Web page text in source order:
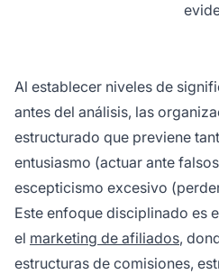
Al establecer niveles de
antes del análisis, las
estructurado que previene
entusiasmo (actuar ante
escepticismo excesivo
Este enfoque disciplinado es
el marketing de afiliados,
estructuras de comisiones,